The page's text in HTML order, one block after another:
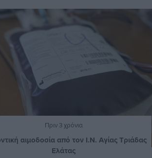
Πριν 3 χρόνια
αιμοδοσία από τον Ι.Ν. Αγίας Τριάδας
Ελάτας